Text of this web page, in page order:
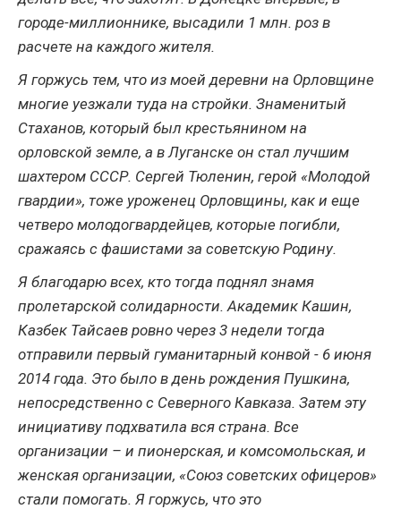
городе-миллионнике, высадили 1 млн. роз в
расчете на каждого жителя.
Я горжусь тем, что из моей деревни на Орловщине
многие уезжали туда на стройки. Знаменитый
Стаханов, который был крестьянином на
орловской земле, а в Луганске он стал лучшим
шахтером СССР. Сергей Тюленин, герой «Молодой
гвардии», тоже уроженец Орловщины, как и еще
четверо молодогвардейцев, которые погибли,
сражаясь с фашистами за советскую Родину.
Я благодарю всех, кто тогда поднял знамя
пролетарской солидарности. Академик Кашин,
Казбек Тайсаев ровно через 3 недели тогда
отправили первый гуманитарный конвой - 6 июня
2014 года. Это было в день рождения Пушкина,
непосредственно с Северного Кавказа. Затем эту
инициативу подхватила вся страна. Все
организации – и пионерская, и комсомольская, и
женская организации, «Союз советских офицеров»
стали помогать. Я горжусь, что это